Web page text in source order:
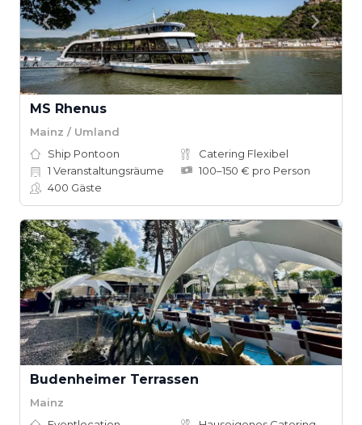
MS Rhenus
Mainz / Umland
Ship Pontoon
Catering Flexibel
1 Veranstaltungsräume
100–150 € pro Person
400 Gäste
Budenheimer Terrassen
Mainz